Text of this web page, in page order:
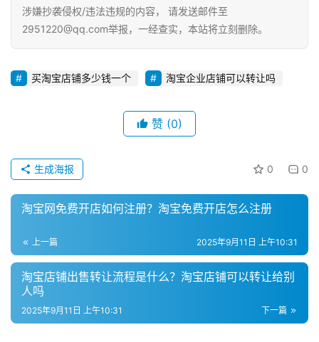
涉嫌抄袭侵权/违法违规的内容， 请发送邮件至
2951220@qq.com举报，一经查实，本站将立刻删除。
买淘宝店铺多少钱一个 淘宝企业店铺可以转让吗
赞 (0)
0 0
生成海报
淘宝网免费开店如何注册？淘宝免费开店怎么注册
上一篇 2025年9月11日 上午10:31
淘宝店铺出售转让流程是什么？淘宝店铺可以转让给别
人吗
下一篇
2025年9月11日 上午10:31